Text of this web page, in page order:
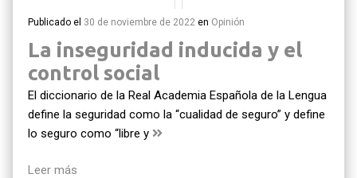
Publicado el 30 de noviembre de 2022 en Opinión
La inseguridad inducida y el
control social
El diccionario de la Real Academia Española de la Lengua
define la seguridad como la “cualidad de seguro” y define
lo seguro como “libre y
Leer más